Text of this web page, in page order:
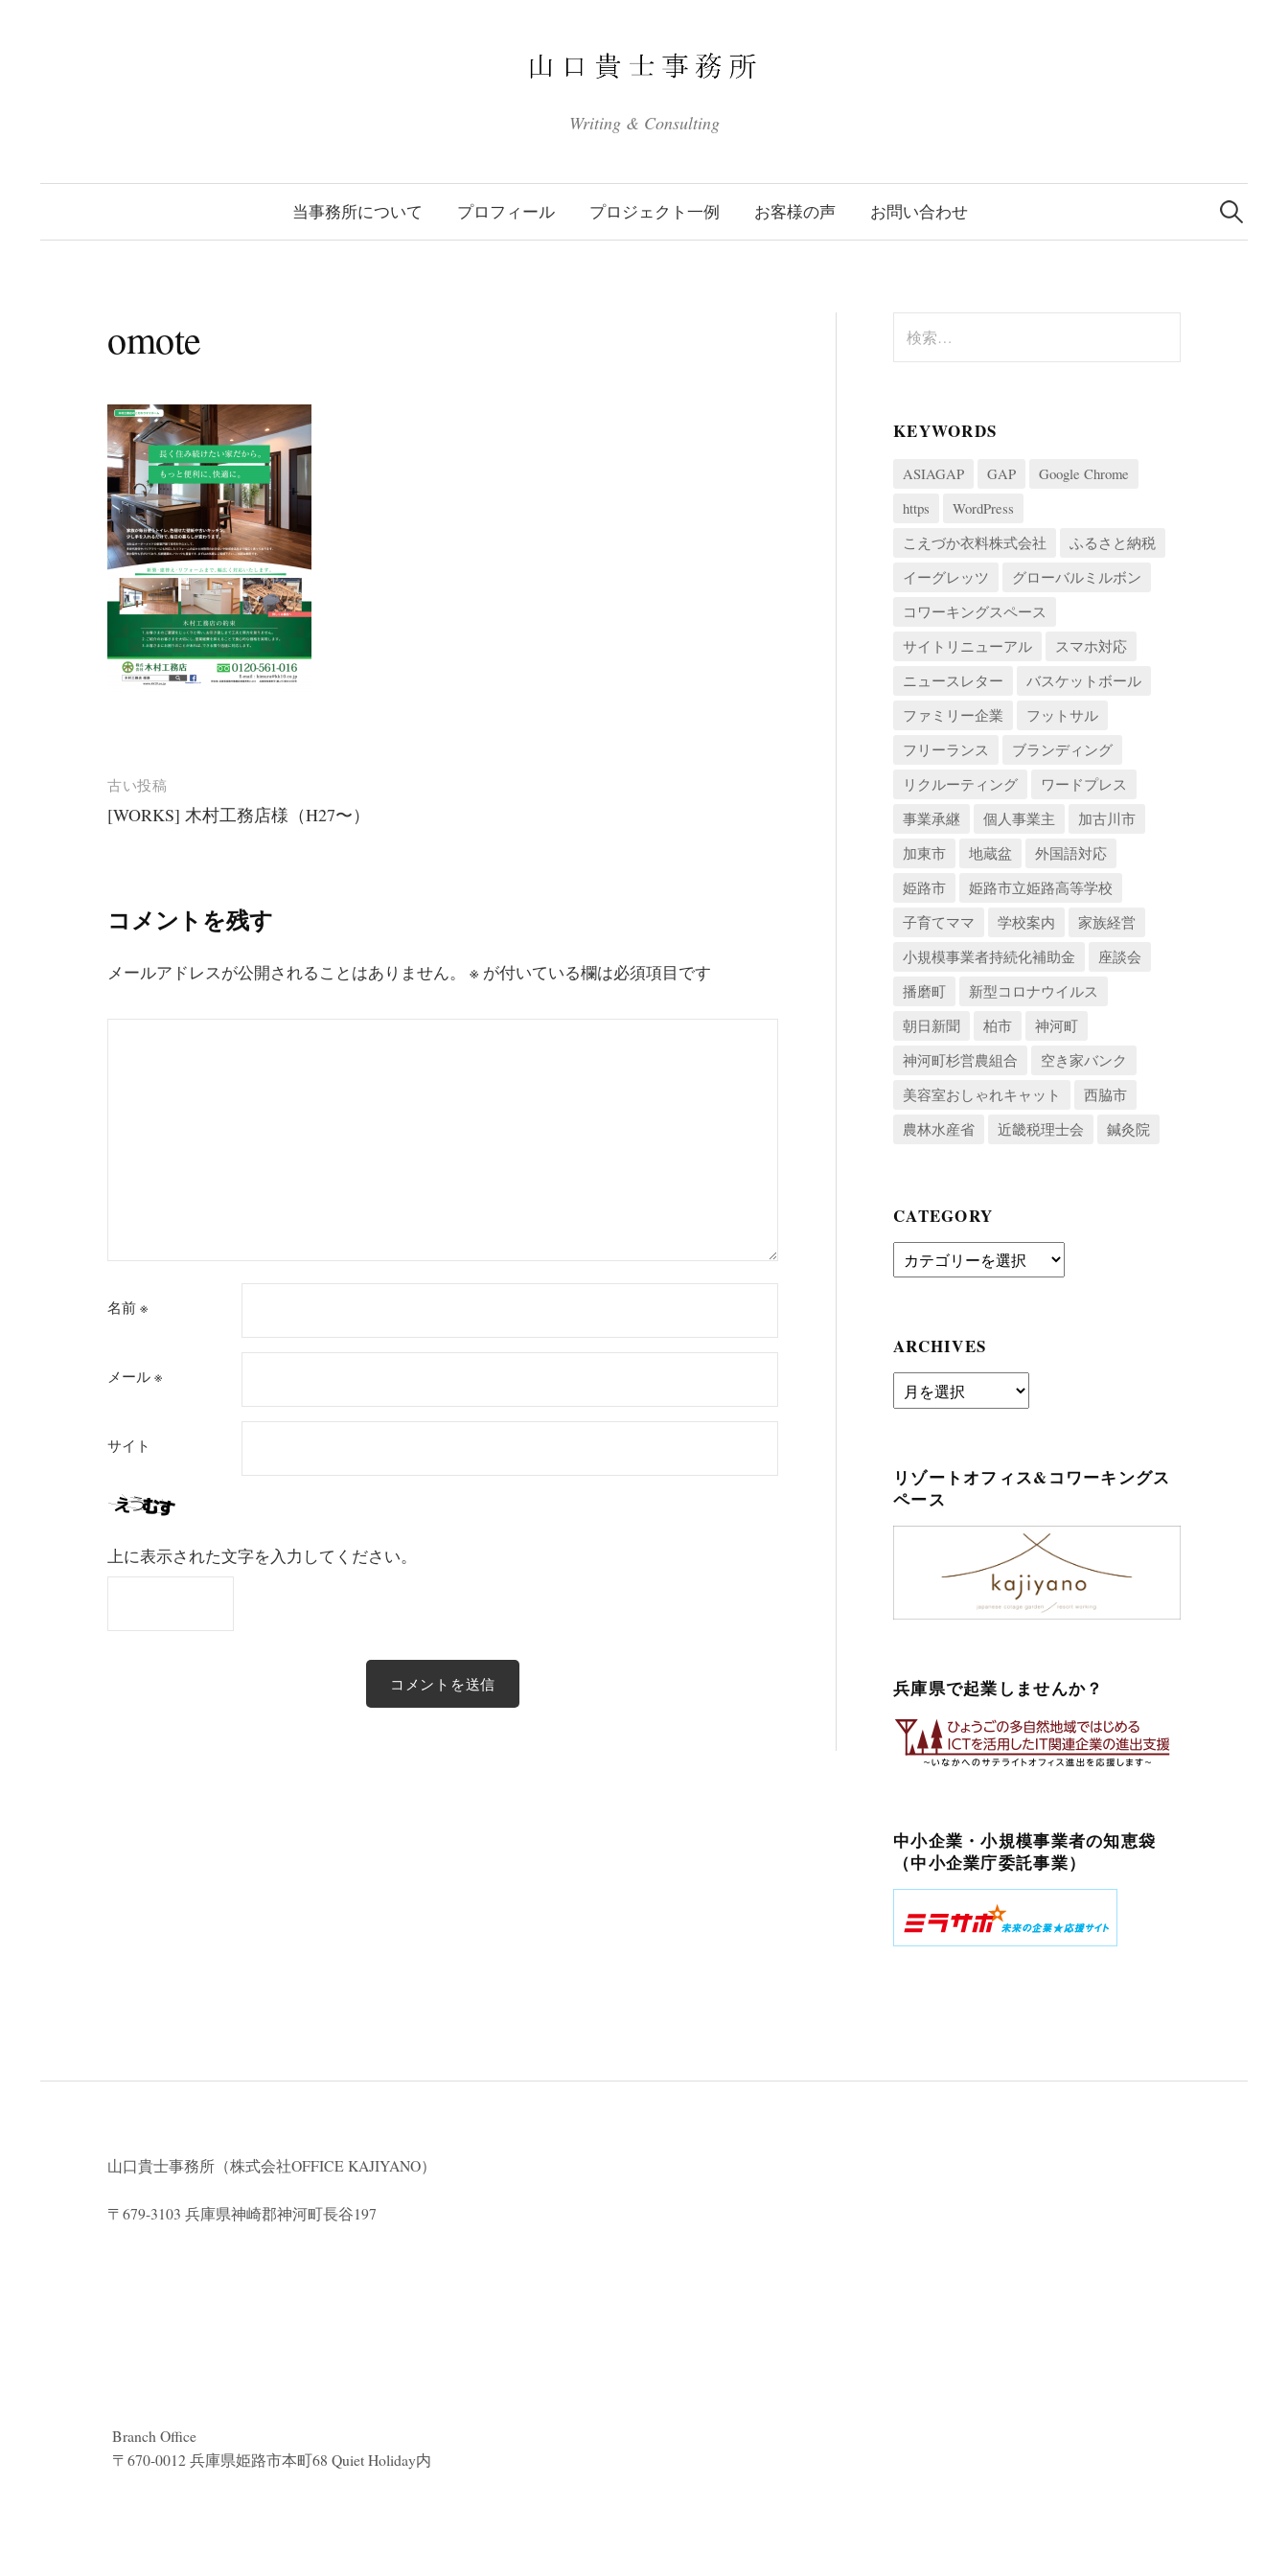
ス
ッ
Writing & Consulting
当事務所について プロフィール プロジェクト一例 お客様の声 お問い合わせ
検
索:
omote
投
稿
ビ
ー
シ
古い投稿
[WORKS] 木村工務店様（H27〜）
コメントを残す
メールアドレスが公開されることはありません。 ※ が付いている欄は必須項目です
名前 ※
メール ※
サイト
上に表示された文字を入力してください。
索:
KEYWORDS
ASIAGAP GAP
Google Chrome
https
WordPress
こえづか衣料株式会社
ふるさと納税
イーグレッツ
グローバルミルボン
コワーキングスペース
サイトリニューアル
スマホ対応
ニュースレター
バスケットボール
ファミリー企業
フットサル
フリーランス
ブランディング
リクルーティング
ワードプレス
事業承継
個人事業主
加古川市
加東市
地蔵盆
外国語対応
姫路市
姫路市立姫路高等学校
子育てママ
学校案内
家族経営
小規模事業者持続化補助金
座談会
播磨町
新型コロナウイルス
朝日新聞
柏市
神河町
神河町杉営農組合
空き家バンク
美容室おしゃれキャット
西脇市
農林水産省
近畿税理士会 鍼灸院
CATEGORY
Category
ARCHIVES
archives
リゾートオフィス&コワーキングス
ペース
兵庫県で起業しませんか？
中小企業・小規模事業者の知恵袋
（中小企業庁委託事業）
山口貴士事務所（株式会社OFFICE KAJIYANO）
〒679-3103 兵庫県神崎郡神河町長谷197
Branch Office
〒670-0012 兵庫県姫路市本町68 Quiet Holiday内